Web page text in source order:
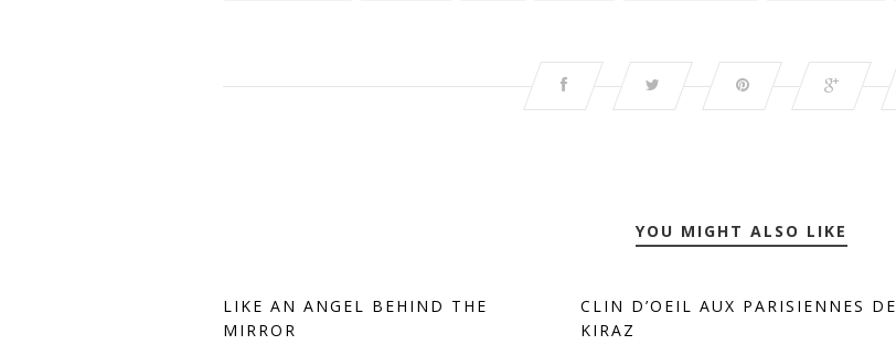
YOU MIGHT ALSO LIKE
LIKE AN ANGEL BEHIND THE
MIRROR
CLIN D’OEIL AUX PARISIENNES DE
KIRAZ